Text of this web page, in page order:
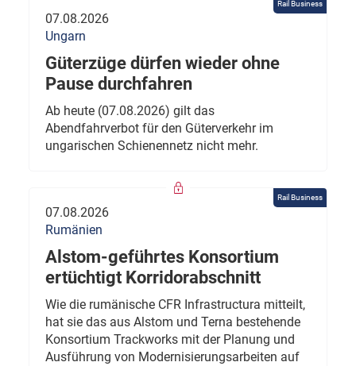
Rail Business
07.08.2026
Ungarn
Güterzüge dürfen wieder ohne
Pause durchfahren
Ab heute (07.08.2026) gilt das
Abendfahrverbot für den Güterverkehr im
ungarischen Schienennetz nicht mehr.
Rail Business
07.08.2026
Rumänien
Alstom-geführtes Konsortium
ertüchtigt Korridorabschnitt
Wie die rumänische CFR Infrastructura mitteilt,
hat sie das aus Alstom und Terna bestehende
Konsortium Trackworks mit der Planung und
Ausführung von Modernisierungsarbeiten auf